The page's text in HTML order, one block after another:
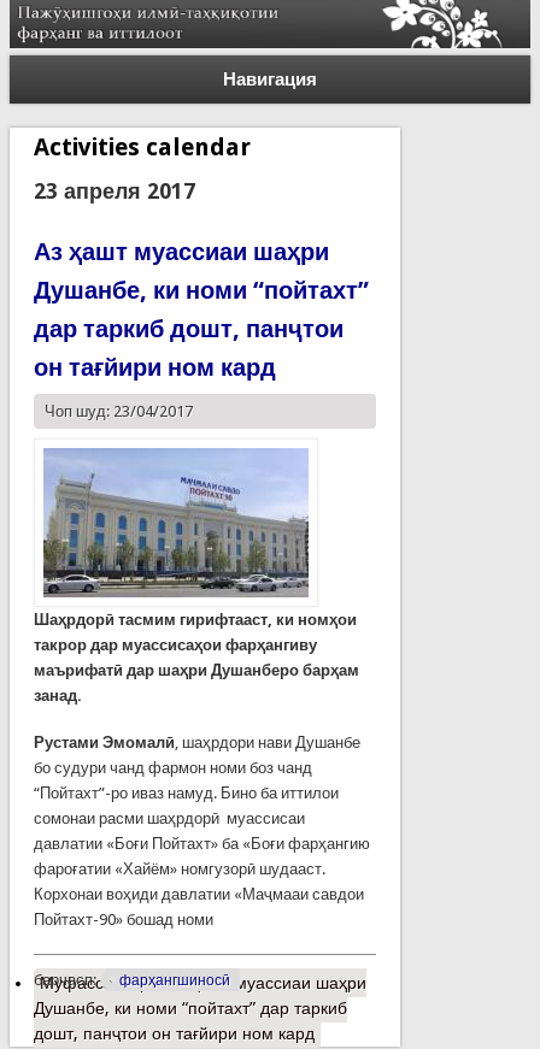
Навигация
Activities calendar
23 апреля 2017
Аз ҳашт муассиаи шаҳри
Душанбе, ки номи “пойтахт”
дар таркиб дошт, панҷтои
он тағйири ном кард
Чоп шуд: 23/04/2017
Шаҳрдорӣ тасмим гирифтааст, ки номҳои
такрор дар муассисаҳои фарҳангиву
маърифатӣ дар шаҳри Душанберо барҳам
занад.
Рустами Эмомалӣ , шаҳрдори нави Душанбе
бо судури чанд фармон номи боз чанд
“Пойтахт”-ро иваз намуд. Бино ба иттилои
сомонаи расми шаҳрдорӣ муассисаи
давлатии «Боғи Пойтахт» ба «Боғи фарҳангию
фароғатии «Хайём» номгузорӣ шудааст.
Корхонаи воҳиди давлатии «Маҷмааи савдои
Пойтахт-90» бошад номи
барчасп: фарҳангшиносӣ
Муфассалтаро Аз ҳашт муассиаи шаҳри
Душанбе, ки номи “пойтахт” дар таркиб
дошт, панҷтои он тағйири ном кард